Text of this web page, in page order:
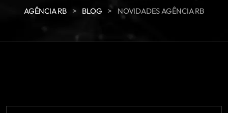
AGÊNCIA RB > BLOG > NOVIDADES AGÊNCIA RB